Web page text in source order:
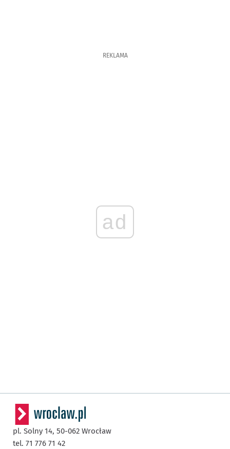
REKLAMA
ad
pl. Solny 14, 50-062 Wrocław
tel. 71 776 71 42